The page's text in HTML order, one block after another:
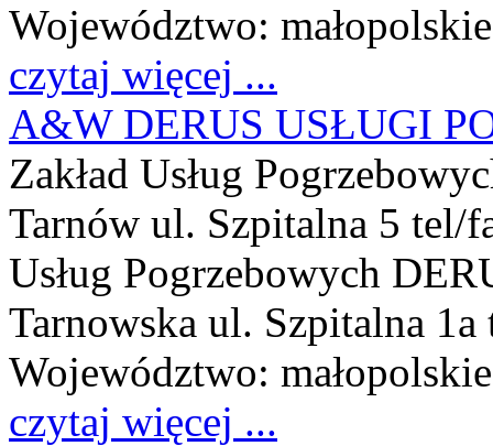
Województwo: małopolskie
czytaj więcej ...
A&W DERUS USŁUGI
Zakład Usług
Tarnów ul. Szpitalna 5 tel/
Usług Pogrzebowych
Tarnowska ul. Szpitalna
Województwo: małopolskie
czytaj więcej ...